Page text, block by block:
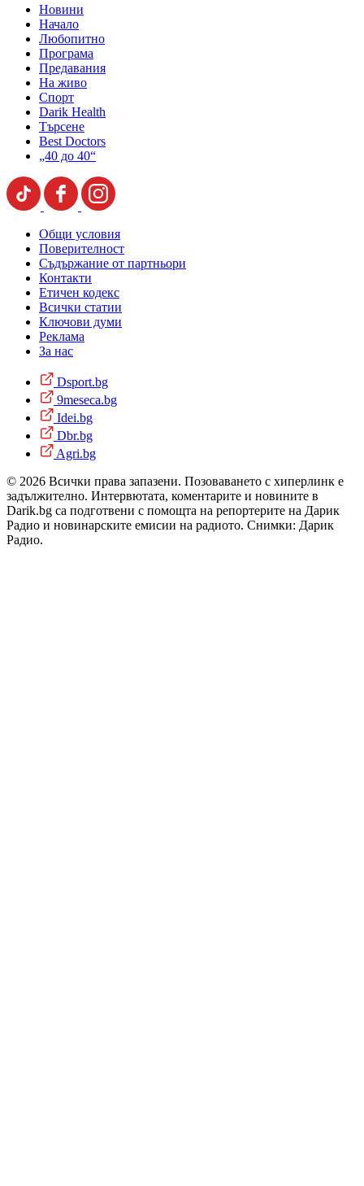
Новини
Начало
Любопитно
Програма
Предавания
На живо
Спорт
Darik Health
Търсене
Best Doctors
„40 до 40“
Общи условия
Поверителност
Съдържание от партньори
Контакти
Етичен кодекс
Всички статии
Ключови думи
Реклама
За нас
Dsport.bg
9meseca.bg
Idei.bg
Dbr.bg
Agri.bg
© 2026 Всички права запазени. Позоваването с хиперлинк е
задължително. Интервютата, коментарите и новините в
Darik.bg са подготвени с помощта на репортерите на Дарик
Радио и новинарските емисии на радиото. Снимки: Дарик
Радио.